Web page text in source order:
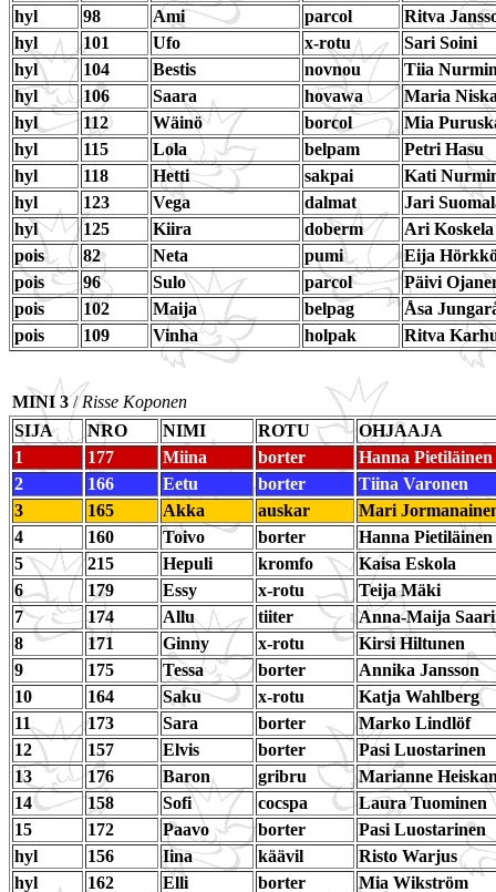
hyl
98 Ami parcol
Ritva
hyl
101 Ufo x-rotu
Sari Soini
hyl
104 Bestis novnou
Tiia
hyl
106 Saara hovawa
Maria
hyl
112 Wäinö borcol
Mia
hyl
115 Lola belpam
Petri Hasu
hyl
118 Hetti sakpai
Kati
hyl
123 Vega dalmat
Jari
hyl
125 Kiira doberm
Ari Koskela
pois
82 Neta pumi
Eija
pois
96 Sulo parcol
Päivi
pois
102 Maija belpag
Åsa
pois
109 Vinha holpak Ritva
MINI 3/Risse Koponen
SIJA
NRO NIMI ROTU
OHJAAJA
1
177 Miina borter
Hanna Pietiläinen
2
166 Eetu borter
Tiina Varonen
3
165 Akka auskar
Mari
4
160 Toivo borter
Hanna Pietiläinen
5
215 Hepuli kromfo
Kaisa Eskola
6
179 Essy x-rotu
Teija Mäki
7
174 Allu tiiter
Anna-Maija
8
171 Ginny x-rotu
Kirsi Hiltunen
9
175 Tessa borter
Annika Jansson
10
164 Saku x-rotu
Katja Wahlberg
11
173 Sara borter
Marko Lindlöf
12
157 Elvis borter
Pasi Luostarinen
13
176 Baron gribru
Marianne
14
158 Sofi cocspa
Laura Tuominen
15
172 Paavo borter
Pasi Luostarinen
hyl
156 Iina käävil
Risto Warjus
hyl
162 Elli borter
Mia Wikström